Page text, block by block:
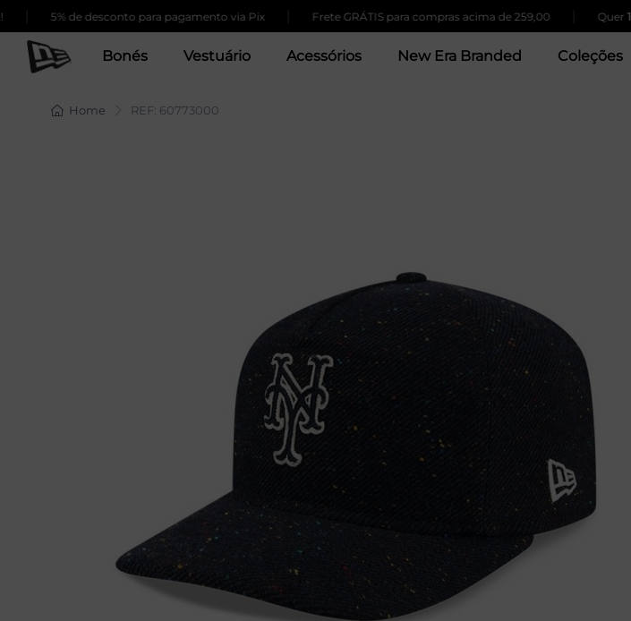
5% de desconto para pagamento via Pix Frete GRÁTIS para compras acima de 259,00 Quer10%
Bonés Vestuário Acessórios New Era Branded Coleções
Home REF: 60773000